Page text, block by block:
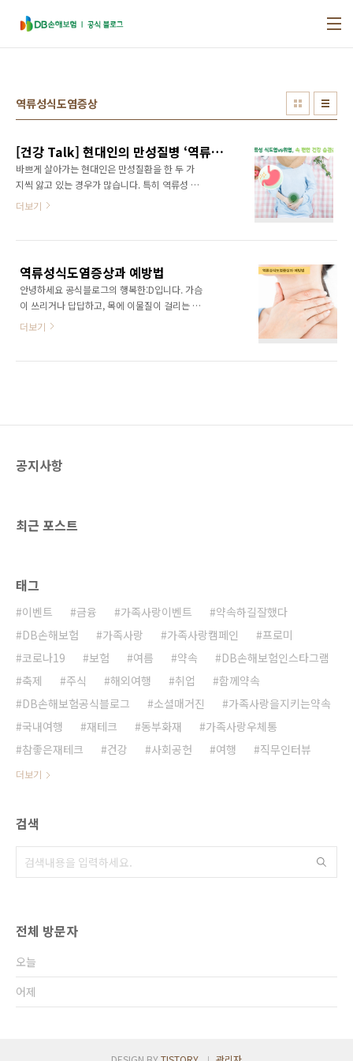
역류성식도염증상
[건강 Talk] 현대인의 만성질병 ‘역류성 식도염 vs 위염’ 증상과 예방법
바쁘게 살아가는 현대인은 만성질환을 한 두 가
지씩 앓고 있는 경우가 많습니다. 특히 역류성 식
도염과 위염은 흔하게 나타나는 대표적인 만성
것처럼 느껴질 수 있지만, 심해지면 가슴이 타는
느낌, 복부 통증, 삼킴 곤란 등의 증상이 생겨 삶
의 질까지 떨어지게 됩니다. 만성화되면 치료도
힘들어지기 때문에 미리 예방하는 것이 최선의
떻게 예방할 수 있을까요? 지금부터 함께 살펴보
더보기
역류성식도염증상과 예방법
안녕하세요 공식블로그의 행복한:D입니다. 가슴
이 쓰리거나 답답하고, 목에 이물질이 걸리는 느
낌이 나타나나요? 그렇다면 역류성식도염일 가
역류하여 발생하는 식도의 염증으로, 이로 인한
는데요. 역류성식도염증상은 위산이..
더보기
공지사항
최근 포스트
태그
이벤트 금융 가족사랑이벤트
약속하길잘했다
DB손해보험
가족사랑 가족사랑캠페인
프로미
코로나19
보험 여름 약속
DB손해보험인스타그램
축제
주식 해외여행 취업
함께약속
DB손해보험공식블로그
소셜매거진
가족사랑을지키는약속
국내여행
재테크 동부화재
가족사랑우체통
참좋은재테크
건강 사회공헌 여행 직무인터뷰
더보기
검색
전체 방문자
오늘
어제